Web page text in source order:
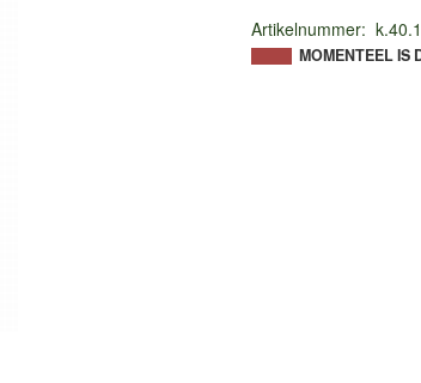
Artikelnummer:
MOMENTEEL IS